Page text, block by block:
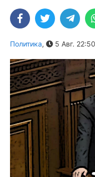
Политика, 5 Авг. 22:50